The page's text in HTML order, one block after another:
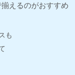
えるのがおすすめ
も